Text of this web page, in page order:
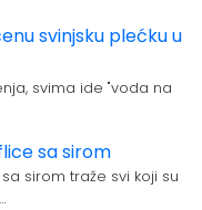
svinjsku plećku u
svima ide "voda na
sa sirom
sirom traže svi koji su